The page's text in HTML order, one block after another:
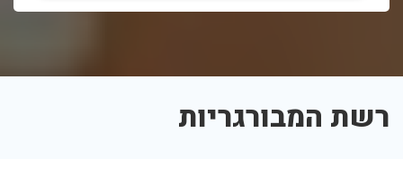
רשת המבורגריות